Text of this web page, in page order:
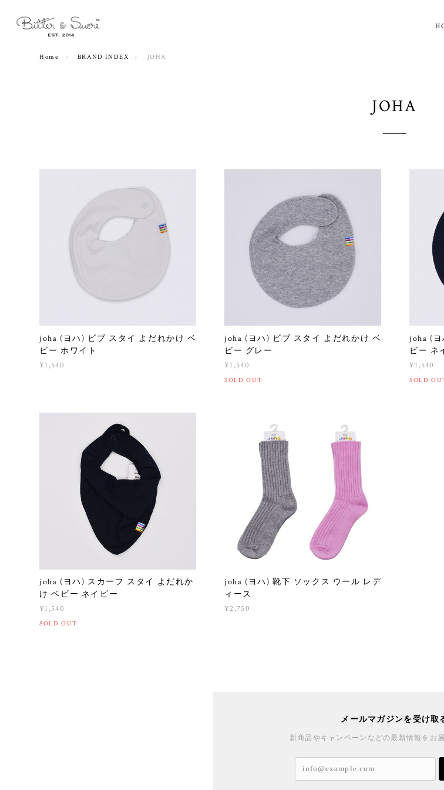
Home BRAND INDEX JOHA
JOHA
joha (ヨハ) ビブ スタイ よだれかけ ベ
ビー ホワイト
¥1,540
joha (ヨハ) ビブ スタイ よだれかけ ベ
ビー グレー
¥1,540
SOLD OUT
joha (ヨ
ビー ネ
¥1,540
SOLD
joha (ヨハ) スカーフ スタイ よだれか
け ベビー ネイビー
¥1,540
SOLD OUT
joha (ヨハ) 靴下 ソックス ウール レデ
ィース
¥2,750
メールマガジンを受け取
新商品やキャンペーンなどの最新情報をお